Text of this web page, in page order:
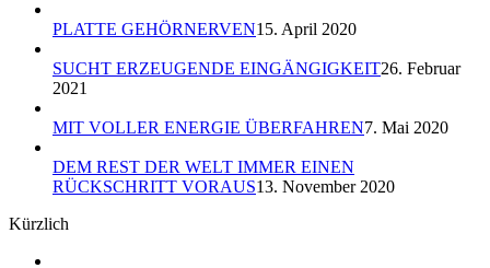
PLATTE GEHÖRNERVEN15. April 2020
SUCHT ERZEUGENDE EINGÄNGIGKEIT26. Februar
2021
MIT VOLLER ENERGIE ÜBERFAHREN7. Mai 2020
DEM REST DER WELT IMMER EINEN
RÜCKSCHRITT VORAUS13. November 2020
Kürzlich